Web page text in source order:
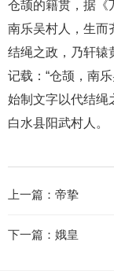
仓颉的籍贯，据《
南乐吴村人，生而
结绳之政，乃轩辕
记载：“仓颉，南
始制文字以代结绳
白水县阳武村人。
上一篇： 帝挚
下一篇： 娥皇